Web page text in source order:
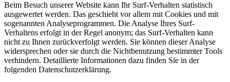
Beim Besuch unserer Website kann Ihr Surf-Verhalten statistisch
ausgewertet werden. Das geschieht vor allem mit Cookies und mit
sogenannten Analyseprogrammen. Die Analyse Ihres Surf-
Verhaltens erfolgt in der Regel anonym; das Surf-Verhalten kann
nicht zu Ihnen zurückverfolgt werden. Sie können dieser Analyse
widersprechen oder sie durch die Nichtbenutzung bestimmter Tools
verhindern. Detaillierte Informationen dazu finden Sie in der
folgenden Datenschutzerklärung.